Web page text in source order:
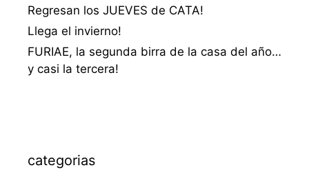
Regresan los JUEVES de CATA!
Llega el invierno!
FURIAE, la segunda birra de la casa del año…
y casi la tercera!
categorias